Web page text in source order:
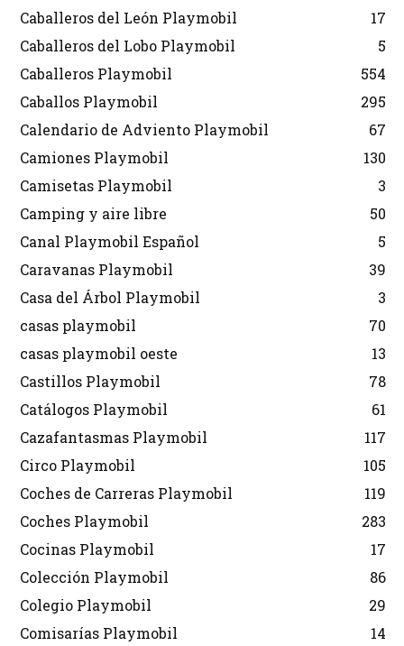
Caballeros del León Playmobil
17
Caballeros del Lobo Playmobil
5
Caballeros Playmobil
554
Caballos Playmobil
295
Calendario de Adviento Playmobil
67
Camiones Playmobil
130
Camisetas Playmobil
3
Camping y aire libre
50
Canal Playmobil Español
5
Caravanas Playmobil
39
Casa del Árbol Playmobil
3
casas playmobil
70
casas playmobil oeste
13
Castillos Playmobil
78
Catálogos Playmobil
61
Cazafantasmas Playmobil
117
Circo Playmobil
105
Coches de Carreras Playmobil
119
Coches Playmobil
283
Cocinas Playmobil
17
Colección Playmobil
86
Colegio Playmobil
29
Comisarías Playmobil
14